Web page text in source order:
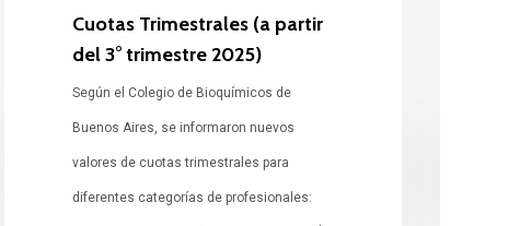
Trimestrales
Cuotas Trimestrales (a partir
del 3° trimestre 2025)
Según el Colegio de Bioquímicos de
Buenos Aires, se informaron nuevos
valores de cuotas trimestrales para
diferentes categorías de profesionales: